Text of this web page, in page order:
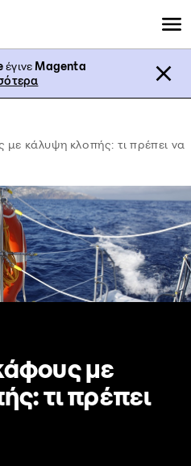
έγινεMagenta
κάλυψη κλοπής: τι πρέπει να
με
τι πρέπει